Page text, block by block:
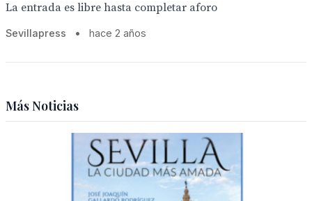
La entrada es libre hasta completar aforo
Sevillapress • hace 2 años
Más Noticias